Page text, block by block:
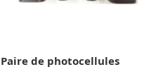
Paire de photocellules